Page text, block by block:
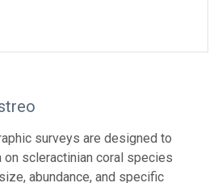
surveys are designed to
scleractinian coral species
abundance, and specific